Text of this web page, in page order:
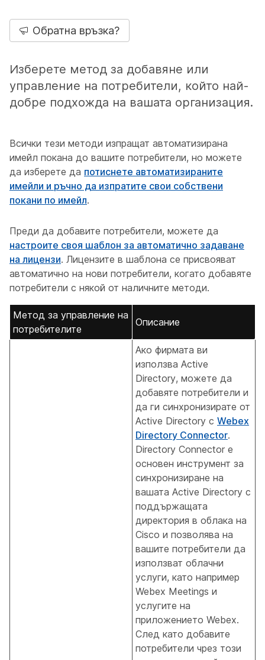
Обратна връзка?
Изберете метод за добавяне или
управление на потребители, който най-
добре подхожда на вашата организация.
Всички тези методи изпращат автоматизирана
имейл покана до вашите потребители, но можете
да изберете да потиснете автоматизираните
имейли и ръчно да изпратите свои собствени
покани по имейл.
Преди да добавите потребители, можете да
настроите своя шаблон за автоматично задаване
на лицензи. Лицензите в шаблона се присвояват
автоматично на нови потребители, когато добавяте
потребители с някой от наличните методи.
Метод за управление на
потребителите
Описание
Ако фирмата ви
използва Active
Directory, можете да
добавяте потребители и
да ги синхронизирате от
Active Directory с Webex
Directory Connector.
Directory Connector е
основен инструмент за
синхронизиране на
вашата Active Directory с
поддържащата
директория в облака на
Cisco и позволява на
вашите потребители да
използват облачни
услуги, като например
Webex Meetings и
услугите на
приложението Webex.
След като добавите
потребители чрез този